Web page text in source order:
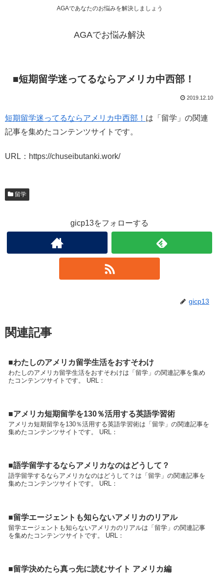
AGAであなたのお悩みを解決しましょう
AGAでお悩み解決
■短期留学迷ってるならアメリカ中西部！
2019.12.10
短期留学迷ってるならアメリカ中西部！ は「留学」の関連
記事を集めたコンテンツサイトです。
URL：https://chuseibutanki.work/
留学
gicp13をフォローする
gicp13
関連記事
■わたしのアメリカ留学生活をおすそわけ
わたしのアメリカ留学生活をおすそわけは「留学」の関連記事を集め
たコンテンツサイトです。 URL：
■アメリカ短期留学を130％活用する英語学習術
アメリカ短期留学を130％活用する英語学習術は「留学」の関連記事を
集めたコンテンツサイトです。 URL：
■語学留学するならアメリカなのはどうして？
語学留学するならアメリカなのはどうして？は「留学」の関連記事を
集めたコンテンツサイトです。 URL：
■留学エージェントも知らないアメリカのリアル
留学エージェントも知らないアメリカのリアルは「留学」の関連記事
を集めたコンテンツサイトです。 URL：
■留学決めたら真っ先に読むサイト アメリカ編